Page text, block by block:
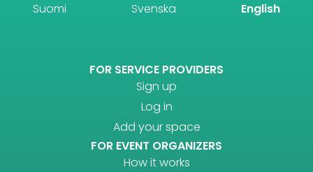
Suomi Svenska English
FOR SERVICE PROVIDERS
Sign up
Log in
Add your space
FOR EVENT ORGANIZERS
How it works